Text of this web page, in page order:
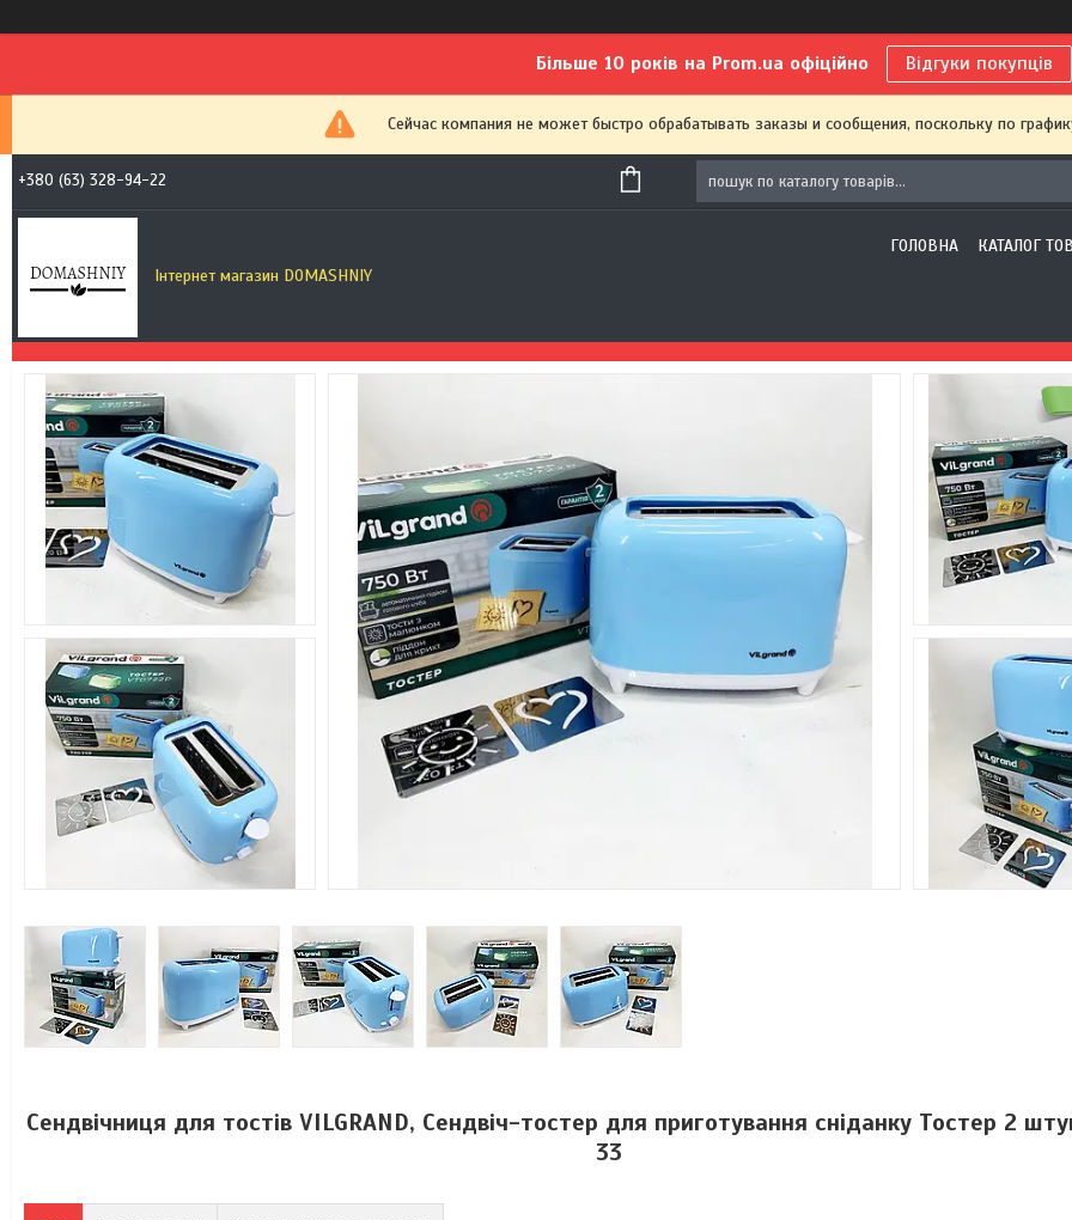
Більше 10 років на Prom.ua офіційно Відгуки покупців
Сейчас компания не может быстро обрабатывать заказы и сообщения, поскольку по
+380 (63) 328-94-22
Інтернет магазин DOMASHNIY
ГОЛОВНА КАТАЛОГ
Сендвічниця для тостів VILGRAND, Сендвіч-тостер для приготування сніданку Тостер 2
33